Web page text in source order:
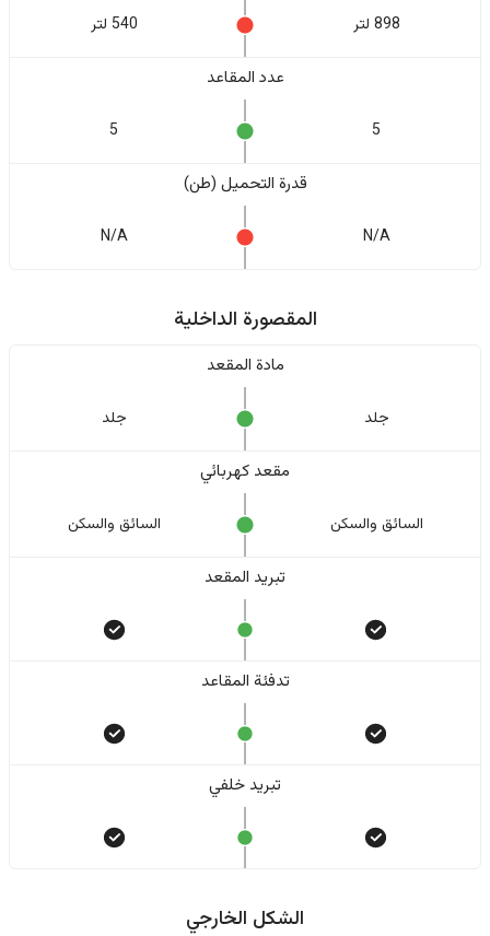
898 لتر 540 لتر
عدد المقاعد
5
5
قدرة التحميل (طن)
N/A
N/A
المقصورة الداخلية
مادة المقعد
جلد جلد
مقعد كهربائي
السائق والسکن السائق والسکن
تبريد المقعد
تدفئة المقاعد
تبريد خلفي
الشكل الخارجي